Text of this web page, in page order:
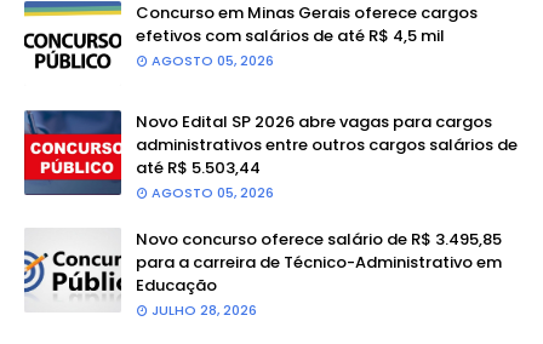
Concurso em Minas Gerais oferece cargos
efetivos com salários de até R$ 4,5 mil
AGOSTO 05, 2026
Novo Edital SP 2026 abre vagas para cargos
administrativos entre outros cargos salários de
até R$ 5.503,44
AGOSTO 05, 2026
Novo concurso oferece salário de R$ 3.495,85
para a carreira de Técnico-Administrativo em
Educação
JULHO 28, 2026